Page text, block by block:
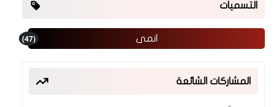
التسميات
انمى (47)
المشاركات الشائعة